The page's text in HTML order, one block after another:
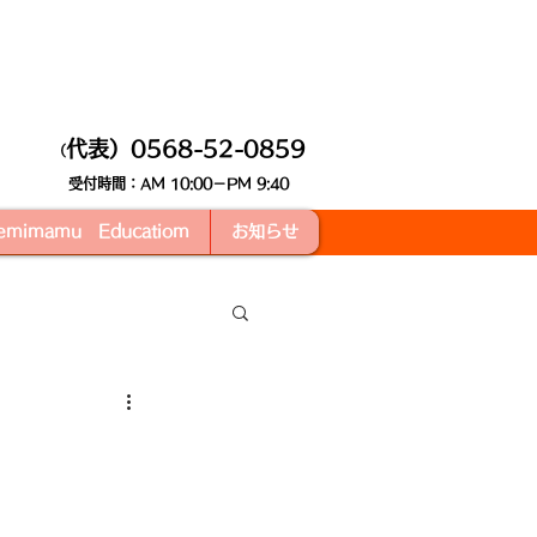
Educatiom お知らせ
（代表）0568-52-0859
受付時間：AM 10:00－PM 9:40